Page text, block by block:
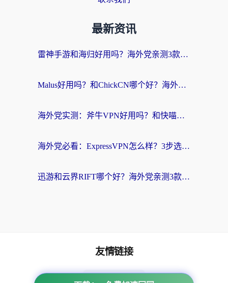
最新资讯
雷神手游和海归好用吗？海外党亲测3款热门回国加速器+番茄加速器深度体验
Malus好用吗？和ChickCN哪个好？海外党亲测：选对回国加速器，追剧游戏不卡顿
海外党实测：斧牛VPN好用吗？和快喵VPN对比哪个回国效果更好？附3款热门加速器深度分析
海外党必看：ExpressVPN怎么样？3步选对回国加速器，无缝刷国内剧玩手游
迅游和云界RIFT哪个好？海外党亲测3款回国加速器，教你无缝刷国内剧玩游戏
友情链接
海外回国加速器